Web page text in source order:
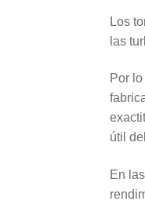
Los
las
Por
útil
En